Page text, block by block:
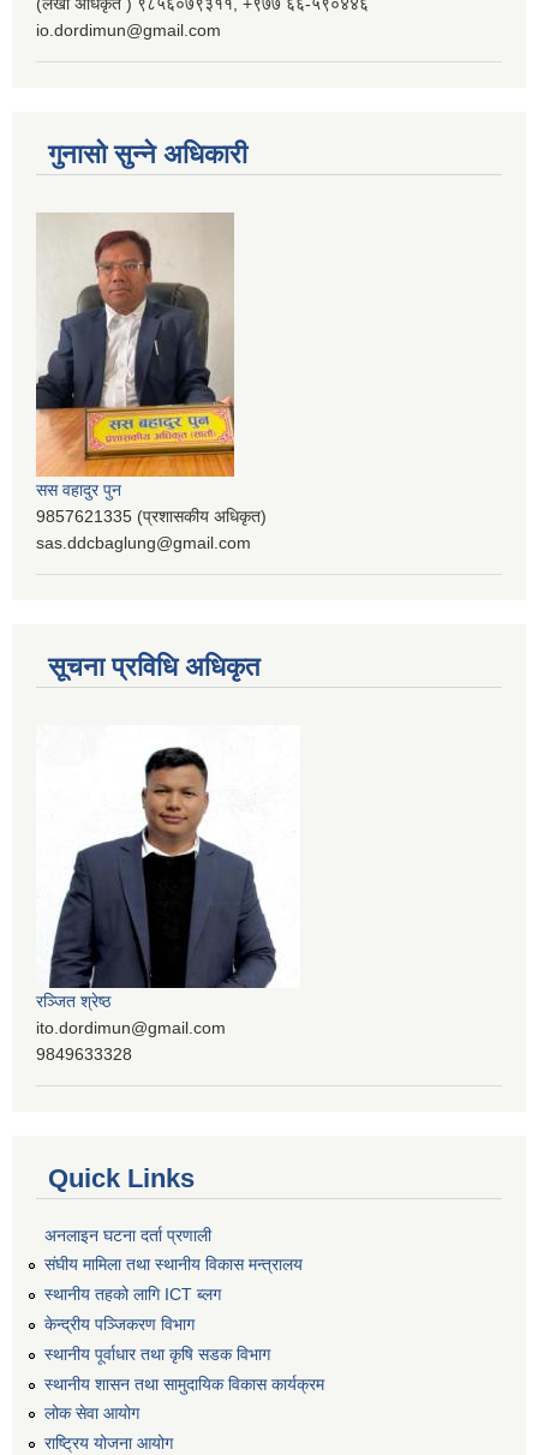
io.dordimun@gmail.com
गुनासो सुन्ने अधिकारी
सस वहादुर पुन
9857621335 (प्रशासकीय अधिकृत)
sas.ddcbaglung@gmail.com
सूचना प्रविधि अधिकृत
रञ्‍जित श्रेष्ठ
ito.dordimun@gmail.com
9849633328
Quick Links
अनलाइन घटना दर्ता प्रणाली
संघीय मामिला तथा स्थानीय विकास मन्त्रालय
स्थानीय तहको लागि ICT ब्लग
केन्द्रीय पञ्जिकरण विभाग
स्थानीय पूर्वाधार तथा कृषि सडक विभाग
स्थानीय शासन तथा सामुदायिक विकास कार्यक्रम
लोक सेवा आयोग
राष्ट्रिय योजना आयोग